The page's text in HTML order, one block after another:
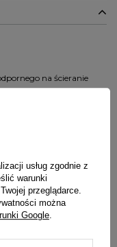
na ścieranie
usług zgodnie z
warunki
przeglądarce.
można
Google.